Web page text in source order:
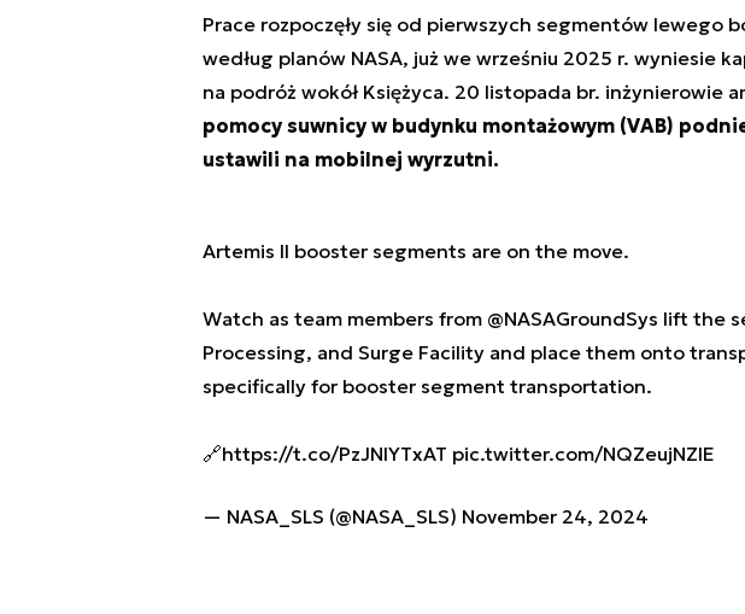
Prace rozpoczęły się od pierwszych segmentów lewego
według planów NASA, już we wrześniu 2025 r. wyniesie
na podróż wokół Księżyca. 20 listopada br. inżynierowie
pomocy suwnicy w budynku montażowym (VAB)
ustawili na mobilnej wyrzutni.
Artemis II booster segments are on the move.
Watch as team members from @NASAGroundSys lift the
Processing, and Surge Facility and place them onto
specifically for booster segment transportation.
🔗https://t.co/PzJNIYTxAT pic.twitter.com/NQZeujNZIE
— NASA_SLS (@NASA_SLS) November 24, 2024